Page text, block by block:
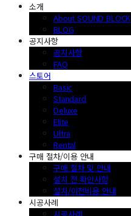
소개
About SOUND BLOCK
BLOG
공지사항
공지사항
FAQ
스토어
Basic
Standard
Deluxe
Elite
Ultra
Rental
구매 절차/이용 안내
구매 절차 및 안내
설치 전 확인사항
설치/이전비용 안내
시공사례